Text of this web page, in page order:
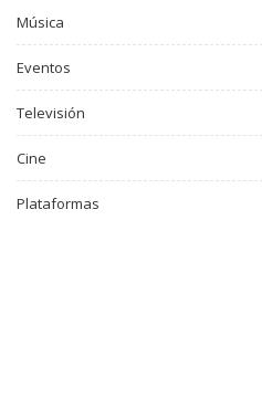
Música
Eventos
Televisión
Cine
Plataformas